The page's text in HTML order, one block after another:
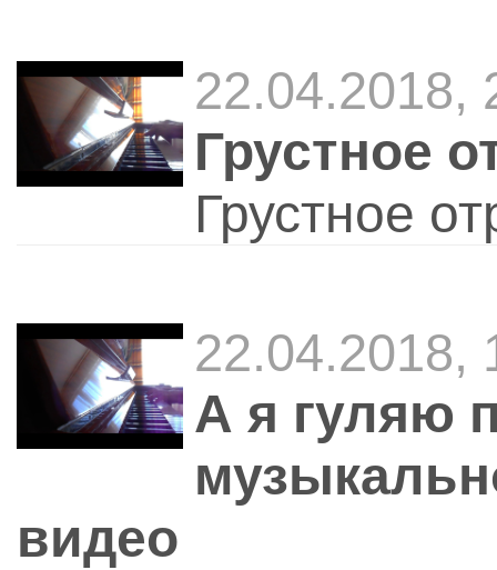
22.04.2018,
Грустное
Грустное
22.04.2018,
А я гуляю
видео